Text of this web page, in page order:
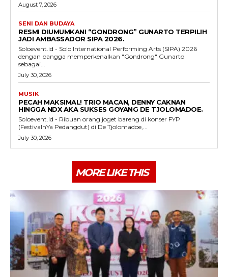
August 7, 2026
SENI DAN BUDAYA
RESMI DIUMUMKAN! “GONDRONG” GUNARTO TERPILIH
JADI AMBASSADOR SIPA 2026.
Soloevent.id - Solo International Performing Arts (SIPA) 2026
dengan bangga memperkenalkan "Gondrong" Gunarto
sebagai...
July 30, 2026
MUSIK
PECAH MAKSIMAL! TRIO MACAN, DENNY CAKNAN
HINGGA NDX AKA SUKSES GOYANG DE TJOLOMADOE.
Soloevent.id - Ribuan orang joget bareng di konser FYP
(FestivalnYa Pedangdut) di De Tjolomadoe,...
July 30, 2026
MORE LIKE THIS